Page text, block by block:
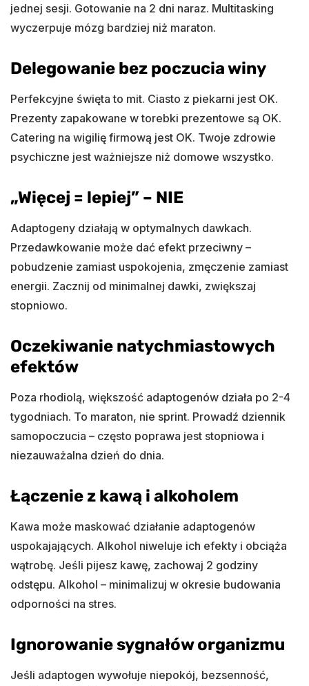
jednej sesji. Gotowanie na 2 dni naraz. Multitasking
wyczerpuje mózg bardziej niż maraton.
Delegowanie bez poczucia winy
Perfekcyjne święta to mit. Ciasto z piekarni jest OK.
Prezenty zapakowane w torebki prezentowe są OK.
Catering na wigilię firmową jest OK. Twoje zdrowie
psychiczne jest ważniejsze niż domowe wszystko.
„Więcej = lepiej” – NIE
Adaptogeny działają w optymalnych dawkach.
Przedawkowanie może dać efekt przeciwny –
pobudzenie zamiast uspokojenia, zmęczenie zamiast
energii. Zacznij od minimalnej dawki, zwiększaj
stopniowo.
Oczekiwanie natychmiastowych
efektów
Poza rhodiolą, większość adaptogenów działa po 2-4
tygodniach. To maraton, nie sprint. Prowadź dziennik
samopoczucia – często poprawa jest stopniowa i
niezauważalna dzień do dnia.
Łączenie z kawą i alkoholem
Kawa może maskować działanie adaptogenów
uspokajających. Alkohol niweluje ich efekty i obciąża
wątrobę. Jeśli pijesz kawę, zachowaj 2 godziny
odstępu. Alkohol – minimalizuj w okresie budowania
odporności na stres.
Ignorowanie sygnałów organizmu
Jeśli adaptogen wywołuje niepokój, bezsenność,